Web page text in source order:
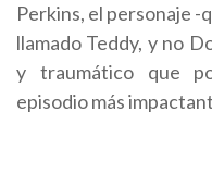
Perkins, el personaje -
llamado Teddy, y no
y traumático que
episodio más